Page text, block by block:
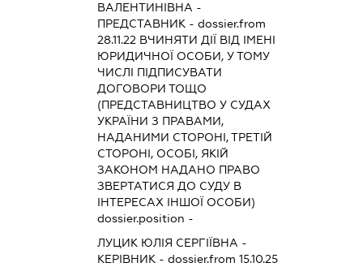
ВАЛЕНТИНІВНА -
ПРЕДСТАВНИК- dossier.from
28.11.22ВЧИНЯТИ ДІЇ ВІД ІМЕНІ
ЮРИДИЧНОЇ ОСОБИ, У ТОМУ
ЧИСЛІ ПІДПИСУВАТИ
ДОГОВОРИ ТОЩО
(ПРЕДСТАВНИЦТВО У СУДАХ
УКРАЇНИ З ПРАВАМИ,
НАДАНИМИ СТОРОНІ, ТРЕТІЙ
СТОРОНІ, ОСОБІ, ЯКІЙ
ЗАКОНОМ НАДАНО ПРАВО
ЗВЕРТАТИСЯ ДО СУДУ В
ІНТЕРЕСАХ ІНШОЇ ОСОБИ)
dossier.position -
ЛУЦИК ЮЛІЯ СЕРГІЇВНА -
КЕРІВНИК- dossier.from 15.10.25